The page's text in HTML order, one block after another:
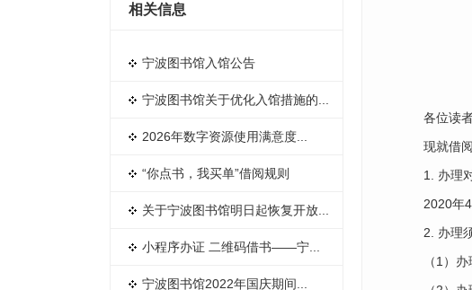
各位读者
现就借
1. 办理
2020年
2. 办理
（1）
相关信息
​宁波图书馆入馆公告
宁波图书馆关于优化入馆措施的...
2026年数字资源使用满意度...
“你点书，我买单”借阅规则
关于宁波图书馆明日起恢复开放...
小程序办证 二维码借书——宁...
宁波图书馆2022年国庆期间...